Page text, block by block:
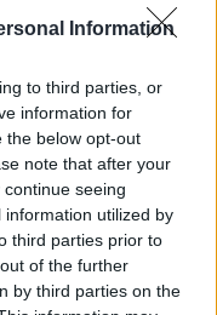
Information
to third parties, or
information for
the below opt-out
note that after your
seeing
utilized by
third parties prior to
of the further
by third parties on the
apie pavojingą